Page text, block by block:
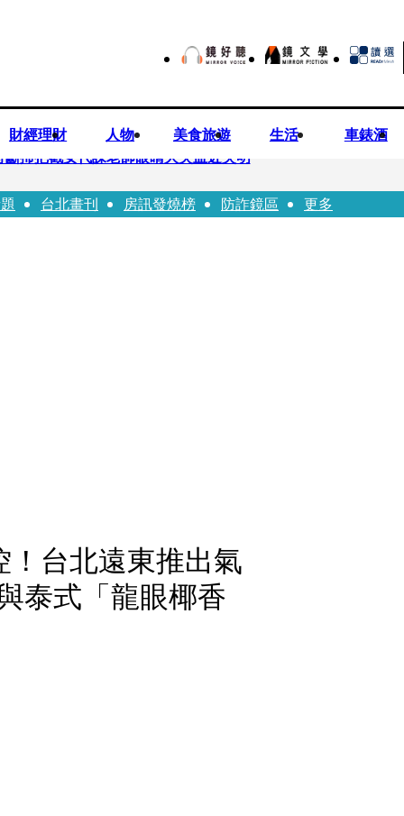
財經理財 人物 美食旅遊 生活
車錶酒
掃把戳女代課老師眼睛大失血近失明
中聯高層隱匿鐵證曝光
台北畫刊 房訊發燒榜 防詐鏡區 更多
台北遠東推出氣
泰式「龍眼椰香